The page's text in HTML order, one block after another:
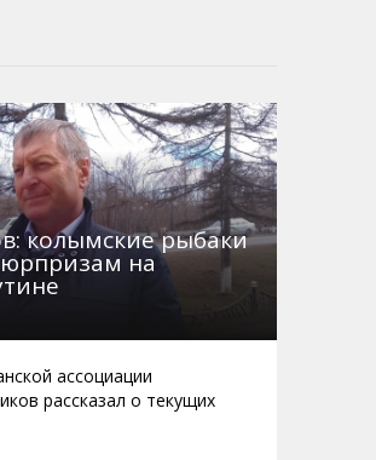
колымские рыбаки
на
ассоциации
рассказал о текущих